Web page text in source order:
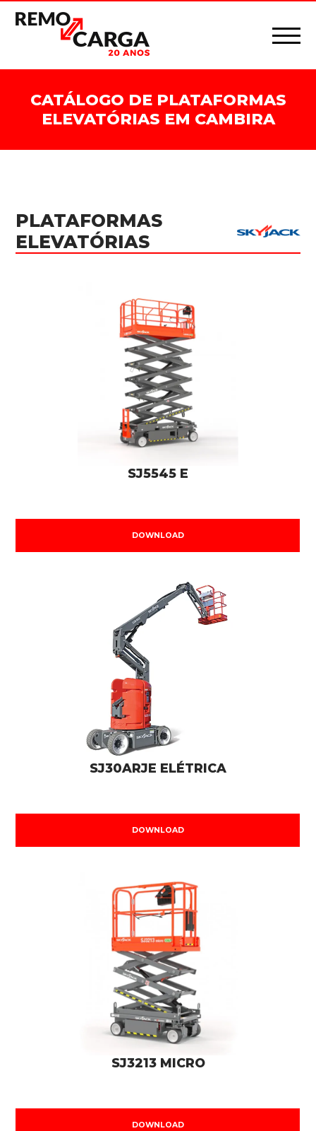
CATÁLOGO DE PLATAFORMAS
ELEVATÓRIAS EM CAMBIRA
PLATAFORMAS
ELEVATÓRIAS
SJ5545 E
DOWNLOAD
SJ30ARJE ELÉTRICA
DOWNLOAD
SJ3213 MICRO
DOWNLOAD